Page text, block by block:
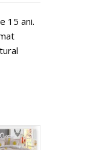
15 ani.